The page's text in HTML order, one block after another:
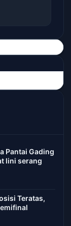
Pantai Gading
lini serang
Teratas,